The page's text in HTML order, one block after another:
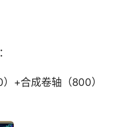
+合成卷轴（800）